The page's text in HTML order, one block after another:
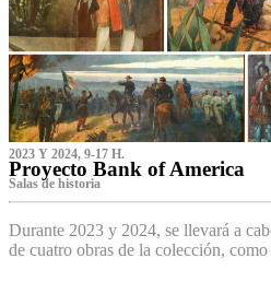
2023 Y 2024, 9-17 H.
Proyecto Bank of America
S‌alas de historia
Durante 2023 y 2024, se llevará a
de cuatro obras de la colección,